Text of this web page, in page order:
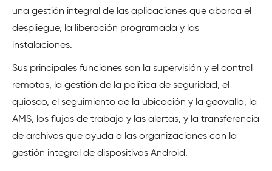
una gestión integral de las aplicaciones que abarca el
despliegue, la liberación programada y las
instalaciones.
Sus principales funciones son la supervisión y el control
remotos, la gestión de la política de seguridad, el
quiosco, el seguimiento de la ubicación y la geovalla, la
AMS, los flujos de trabajo y las alertas, y la transferencia
de archivos que ayuda a las organizaciones con la
gestión integral de dispositivos Android.